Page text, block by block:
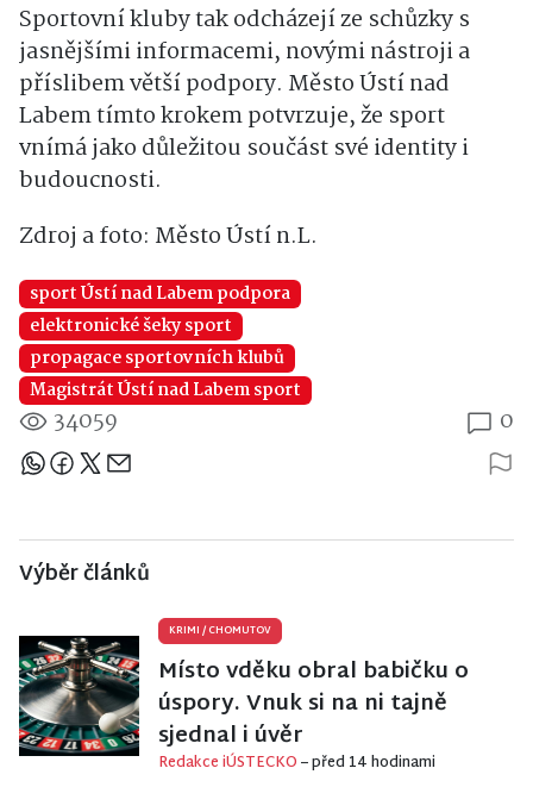
Sportovní kluby tak odcházejí ze schůzky s
jasnějšími informacemi, novými nástroji a
příslibem větší podpory. Město Ústí nad
Labem tímto krokem potvrzuje, že sport
vnímá jako důležitou součást své identity i
budoucnosti.
Zdroj a foto: Město Ústí n.L.
sport Ústí nad Labem podpora
elektronické šeky sport
propagace sportovních klubů
Magistrát Ústí nad Labem sport
34059 0
Sdílejte článek
Výběr článků
KRIMI /CHOMUTOV
Místo vděku obral babičku o
úspory. Vnuk si na ni tajně
sjednal i úvěr
Redakce iÚSTECKO– před 14 hodinami